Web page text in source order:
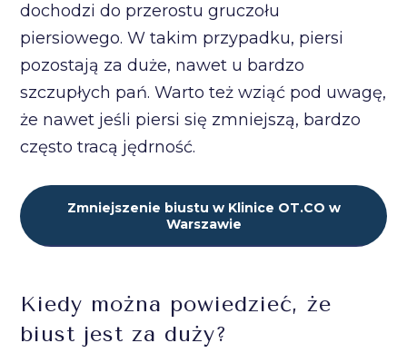
dochodzi do przerostu gruczołu
piersiowego. W takim przypadku, piersi
pozostają za duże, nawet u bardzo
szczupłych pań. Warto też wziąć pod uwagę,
że nawet jeśli piersi się zmniejszą, bardzo
często tracą jędrność.
Zmniejszenie biustu w Klinice OT.CO w
Warszawie
Kiedy można powiedzieć, że
biust jest za duży?